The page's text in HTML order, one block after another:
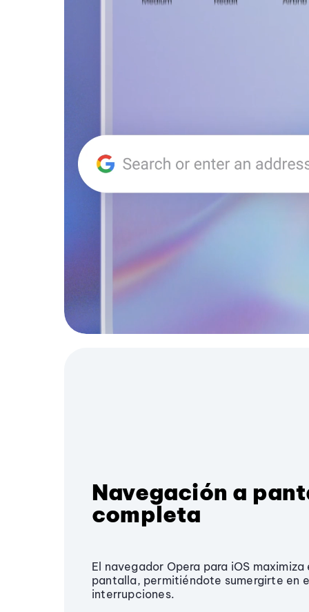
Navegación a
completa
El navegador Opera para iOS
pantalla, permitiéndote sumergirte en
interrupciones.